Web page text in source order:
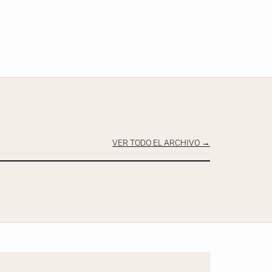
VER TODO EL ARCHIVO →